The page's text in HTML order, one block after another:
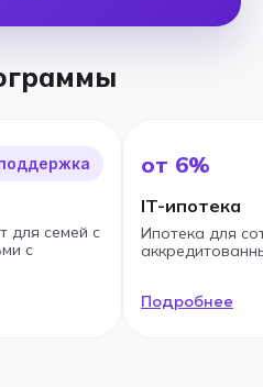
для семей с
с
от 6%
IT-ипотека
Ипотека для
Подробнее